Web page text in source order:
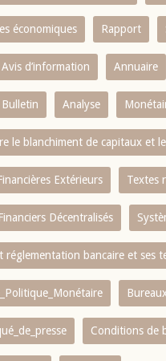
économiques Rapport
Avis d’information Annuaire
Bulletin Analyse
le blanchiment de capitaux et
Extérieurs Textes
Décentralisés
réglementation bancaire et ses
Conditions de